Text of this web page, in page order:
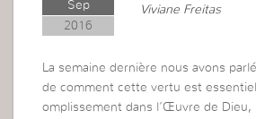
Sep
2016
Viviane Freitas
La semaine dernière nous avons
de comment cette vertu est
omplissement dans l’Œuvre de Dieu,